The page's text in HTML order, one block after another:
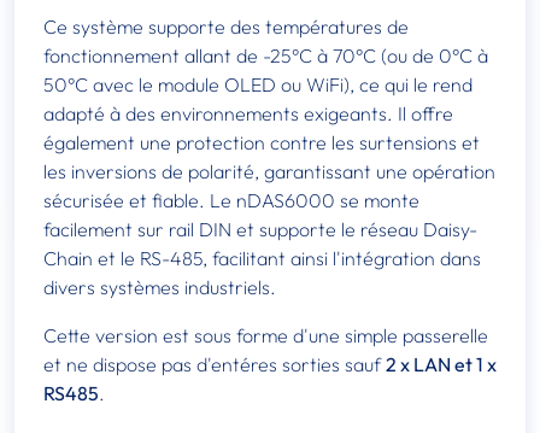
Ce système supporte des températures de
fonctionnement allant de -25°C à 70°C (ou de 0°C à
50°C avec le module OLED ou WiFi), ce qui le rend
adapté à des environnements exigeants. Il offre
également une protection contre les surtensions et
les inversions de polarité, garantissant une opération
sécurisée et fiable. Le nDAS6000 se monte
facilement sur rail DIN et supporte le réseau Daisy-
Chain et le RS-485, facilitant ainsi l'intégration dans
divers systèmes industriels.
Cette version est sous forme d'une simple passerelle
et ne dispose pas d'entéres sorties sauf2 x LAN et 1 x
RS485.